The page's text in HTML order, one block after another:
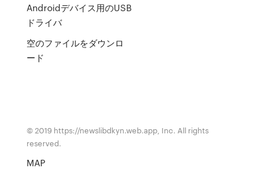
Androidデバイス用のUSB
ドライバ
空のファイルをダウンロ
ード
© 2019 https://newslibdkyn.web.app, Inc. All rights
reserved.
MAP